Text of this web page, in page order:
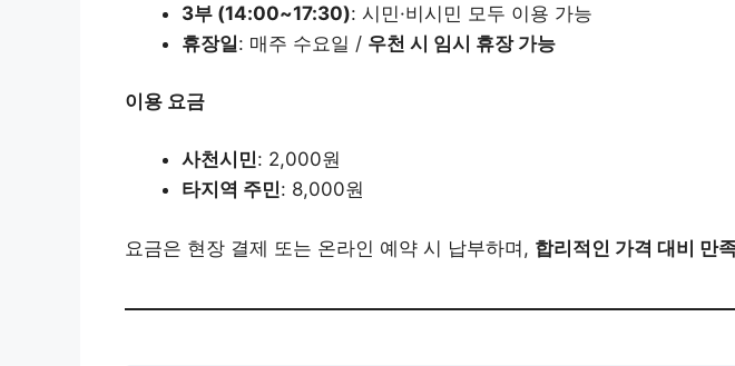
3부 (14:00~17:30): 시민·비시민 모두 이용 가능
휴장일: 매주 수요일 / 우천 시 임시 휴장 가능
이용 요금
사천시민: 2,000원
타지역 주민: 8,000원
요금은 현장 결제 또는 온라인 예약 시 납부하며, 합리적인 가격 대비 만